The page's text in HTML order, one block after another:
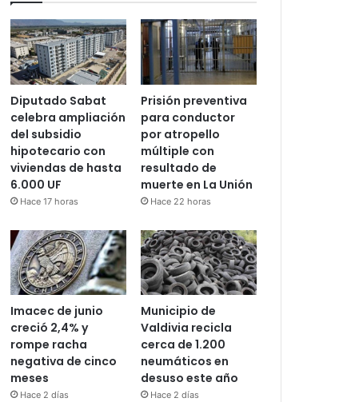
Diputado Sabat
celebra ampliación
del subsidio
hipotecario con
viviendas de hasta
6.000 UF
Hace 17 horas
Prisión preventiva
para conductor
por atropello
múltiple con
resultado de
muerte en La Unión
Hace 22 horas
Imacec de junio
creció 2,4% y
rompe racha
negativa de cinco
meses
Hace 2 días
Municipio de
Valdivia recicla
cerca de 1.200
neumáticos en
desuso este año
Hace 2 días